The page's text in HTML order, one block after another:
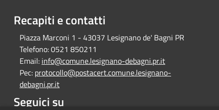
Recapiti e contatti
Piazza Marconi 1 - 43037 Lesignano de' Bagni PR
Telefono:0521 850211
Email: info@comune.lesignano-debagni.pr.it
Pec: protocollo@postacert.comune.lesignano-
debagni.pr.it
Seguici su